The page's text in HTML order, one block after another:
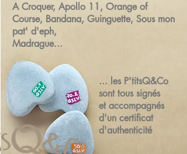
... les P'titsQ&Co
sont tous signés
et accompagnés
d'un certificat
d'authenticité
A Croquer, Apollo 11, Orange of
Course, Bandana, Guinguette, Sous mon
pat' d'eph,
Madrague...